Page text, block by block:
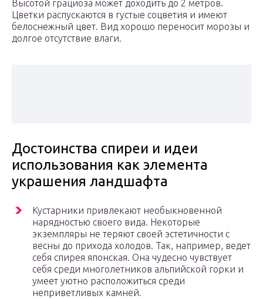
Высотой грациоза может доходить до 2 метров.
Цветки распускаются в густые соцветия и имеют
белоснежный цвет. Вид хорошо переносит морозы и
долгое отсутствие влаги.
Достоинства спиреи и идеи
использования как элемента
украшения ландшафта
Кустарники привлекают необыкновенной
нарядностью своего вида. Некоторые
экземпляры не теряют своей эстетичности с
весны до прихода холодов. Так, например, ведет
себя спирея японская. Она чудесно чувствует
себя среди многолетников альпийской горки и
умеет уютно расположиться среди
неприветливых камней.